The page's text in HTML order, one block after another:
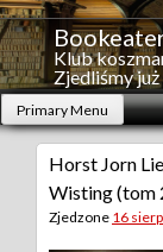
Skip
to
content Klub
Zjedliśmy
Primary Menu
Horst Jorn
Wisting (tom
Zjedzone 16